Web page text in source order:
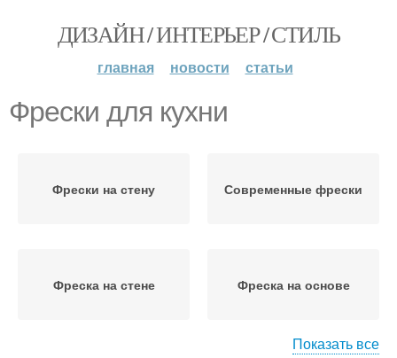
ДИЗАЙН / ИНТЕРЬЕР / СТИЛЬ
главная новости статьи
Фрески для кухни
Фрески на стену Современные фрески
Фреска на стене Фреска на основе
Показать все